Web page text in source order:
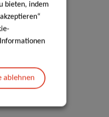
bieten, indem
ablehnen